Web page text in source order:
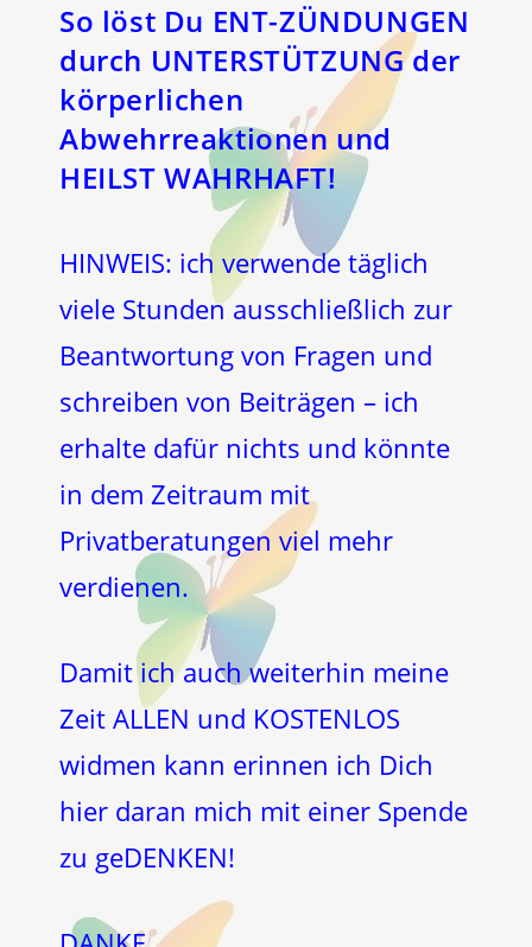
So löst Du ENT-ZÜNDUNGEN
durch UNTERSTÜTZUNG der
körperlichen
Abwehrreaktionen und
HEILST WAHRHAFT!
HINWEIS: ich verwende täglich
viele Stunden ausschließlich zur
Beantwortung von Fragen und
schreiben von Beiträgen – ich
erhalte dafür nichts und könnte
in dem Zeitraum mit
Privatberatungen viel mehr
verdienen.
Damit ich auch weiterhin meine
Zeit ALLEN und KOSTENLOS
widmen kann erinnen ich Dich
hier daran mich mit einer Spende
zu geDENKEN!